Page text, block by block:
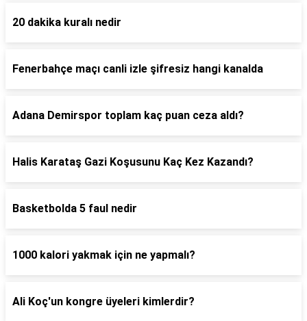
20 dakika kuralı nedir
Fenerbahçe maçı canli izle şifresiz hangi kanalda
Adana Demirspor toplam kaç puan ceza aldı?
Halis Karataş Gazi Koşusunu Kaç Kez Kazandı?
Basketbolda 5 faul nedir
1000 kalori yakmak için ne yapmalı?
Ali Koç'un kongre üyeleri kimlerdir?